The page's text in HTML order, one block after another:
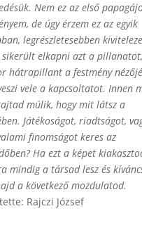
Nem ez az első
de úgy érzem ez az egyik
legrészletesebben
sikerült elkapni azt a pillanatot,
hátrapillant a festmény
vele a kapcsoltatot. Innen
múlik, hogy mit látsz a
Játékoságot, riadtságot,
finomságot keres az
Ha ezt a képet
mindig a társad lesz és
a következő mozdulatod.
Rajczi József